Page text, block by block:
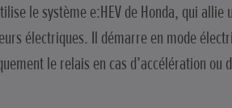
le système e:HEV de Honda, qui
électriques. Il démarre en mode
le relais en cas d’accélération ou